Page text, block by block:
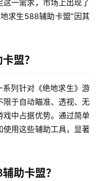
一需求，市场上出现了
求生588辅助卡盟”因其
盟？
列针对《绝地求生》游
于自动瞄准、透视、无
戏中占据优势。通过简单
用这些辅助工具，显著
助卡盟？